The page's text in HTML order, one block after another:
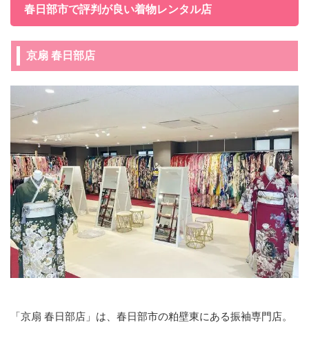
春日部市で評判が良い着物レンタル店
京扇 春日部店
「京扇 春日部店」は、春日部市の粕壁東にある振袖専門店。